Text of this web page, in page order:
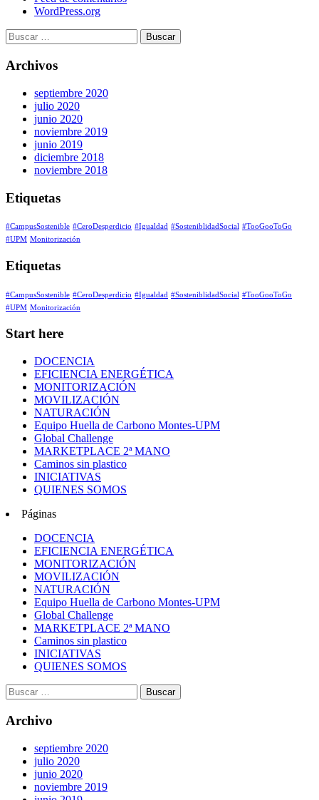
WordPress.org
Archivos
septiembre 2020
julio 2020
junio 2020
noviembre 2019
junio 2019
diciembre 2018
noviembre 2018
Etiquetas
#CampusSostenible #CeroDesperdicio #Igualdad #SosteniblidadSocial #TooGooToGo
#UPM Monitorización
Etiquetas
#CampusSostenible #CeroDesperdicio #Igualdad #SosteniblidadSocial #TooGooToGo
#UPM Monitorización
Start here
DOCENCIA
EFICIENCIA ENERGÉTICA
MONITORIZACIÓN
MOVILIZACIÓN
NATURACIÓN
Equipo Huella de Carbono Montes-UPM
Global Challenge
MARKETPLACE 2ª MANO
Caminos sin plastico
INICIATIVAS
QUIENES SOMOS
Páginas
DOCENCIA
EFICIENCIA ENERGÉTICA
MONITORIZACIÓN
MOVILIZACIÓN
NATURACIÓN
Equipo Huella de Carbono Montes-UPM
Global Challenge
MARKETPLACE 2ª MANO
Caminos sin plastico
INICIATIVAS
QUIENES SOMOS
Archivo
septiembre 2020
julio 2020
junio 2020
noviembre 2019